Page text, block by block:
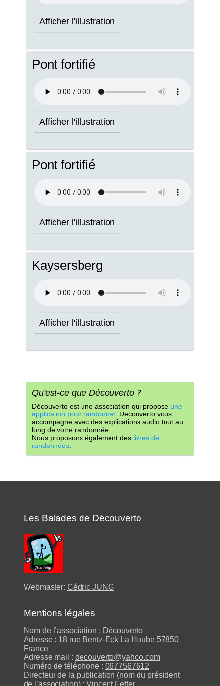
Afficher l'illustration
Pont fortifié
Afficher l'illustration
Pont fortifié
Afficher l'illustration
Kaysersberg
Afficher l'illustration
Qu'est-ce que Découverto ?
Découverto est une association qui propose une
application pour randonner. Découverto vous
accompagne avec des explications audio tout au
long de votre randonnée.
Nous proposons également des livres de
randonnées
Les Balades de Découverto
Webmaster: Cédric JUNG
Mentions légales
Nom de l’association : Découverto
Adresse : 18 rue Bentz-Eck La Hoube 57850
France
Adresse mail : decouverto@yahoo.com
Numéro de téléphone : 0677567612
Directeur de la publication (nom du président
de l’association) : Vincent Fetter